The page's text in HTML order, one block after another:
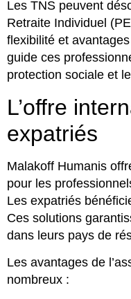
Les TNS peuvent
Retraite Individuel
flexibilité et
guide ces
protection sociale et
L’offre
expatriés
Malakoff Humanis
pour les
Les expatriés
Ces solutions
dans leurs pays de
Les avantages de
nombreux :